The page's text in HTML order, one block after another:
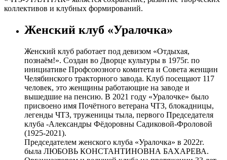
коллективов и клубных формирований.
Женский клуб «Уралочка»
Женский клуб работает под девизом «Отдыхая,
познаём!». Создан во Дворце культуры в 1975г. по
инициативе Профсоюзного комитета и Совета женщин
Челябинского тракторного завода. Клуб посещают 117
человек, это женщины работающие на заводе и
вышедшие на пенсию. В 2021 году «Уралочке» было
присвоено имя Почётного ветерана ЧТЗ, блокадницы,
легенды ЧТЗ, труженицы тыла, первого Председателя
клуба -Александры Фёдоровны Садиковой-Фроловой
(1925-2021).
Председателем женского клуба «Уралочка» в 2022г.
была ЛЮБОВЬ КОНСТАНТИНОВНА БАХАРЕВА.